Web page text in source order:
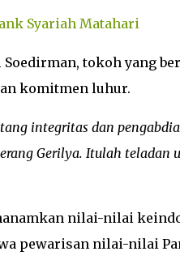
Syariah Matahari
tokoh yang
komitmen luhur.
integritas dan
Gerilya. Itulah teladan
nilai-nilai
pewarisan nilai-nilai